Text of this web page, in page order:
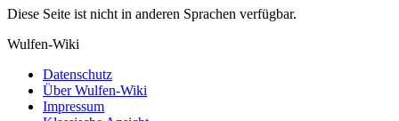
Diese Seite ist nicht in anderen Sprachen verfügbar.
Wulfen-Wiki
Datenschutz
Über Wulfen-Wiki
Impressum